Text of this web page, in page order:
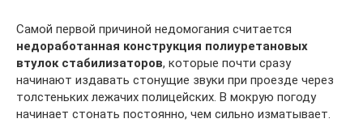
Самой первой причиной недомогания считается
недоработанная конструкция полиуретановых
втулок стабилизаторов, которые почти сразу
начинают издавать стонущие звуки при проезде через
толстеньких лежачих полицейских. В мокрую погоду
начинает стонать постоянно, чем сильно изматывает.